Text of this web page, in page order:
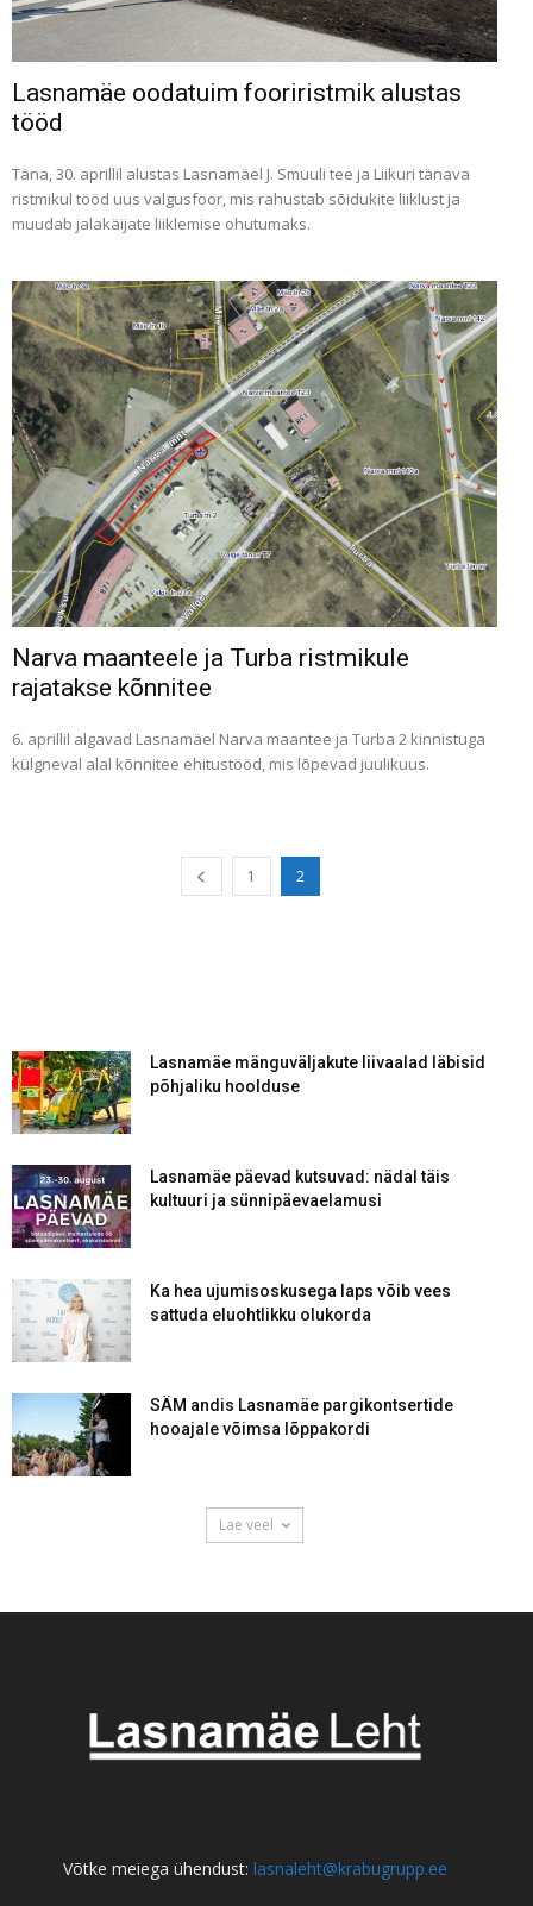
Lasnamäe oodatuim fooriristmik alustas
tööd
Täna, 30. aprillil alustas Lasnamäel J. Smuuli tee ja Liikuri tänava
ristmikul tööd uus valgusfoor, mis rahustab sõidukite liiklust ja
muudab jalakäijate liiklemise ohutumaks.
Narva maanteele ja Turba ristmikule
rajatakse kõnnitee
6. aprillil algavad Lasnamäel Narva maantee ja Turba 2 kinnistuga
külgneval alal kõnnitee ehitustööd, mis lõpevad juulikuus.
1 2
Lasnamäe mänguväljakute liivaalad läbisid
põhjaliku hoolduse
Lasnamäe päevad kutsuvad: nädal täis
kultuuri ja sünnipäevaelamusi
Ka hea ujumisoskusega laps võib vees
sattuda eluohtlikku olukorda
SÄM andis Lasnamäe pargikontsertide
hooajale võimsa lõppakordi
Lae veel
Võtke meiega ühendust: lasnaleht@krabugrupp.ee